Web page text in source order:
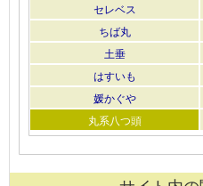
セレベス
ちば丸
土垂
はすいも
媛かぐや
丸系八つ頭